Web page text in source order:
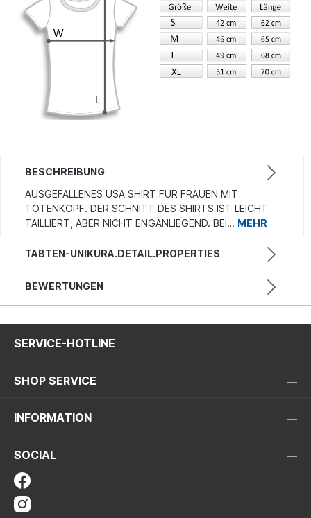
BESCHREIBUNG
AUSGEFALLENES USA SHIRT FÜR FRAUEN MIT
TOTENKOPF. DER SCHNITT DES SHIRTS IST LEICHT
TAILLIERT, ABER NICHT ENGANLIEGEND. BEI… MEHR
TABTEN-UNIKURA.DETAIL.PROPERTIES
BEWERTUNGEN
SERVICE-HOTLINE
SHOP SERVICE
INFORMATION
SOCIAL